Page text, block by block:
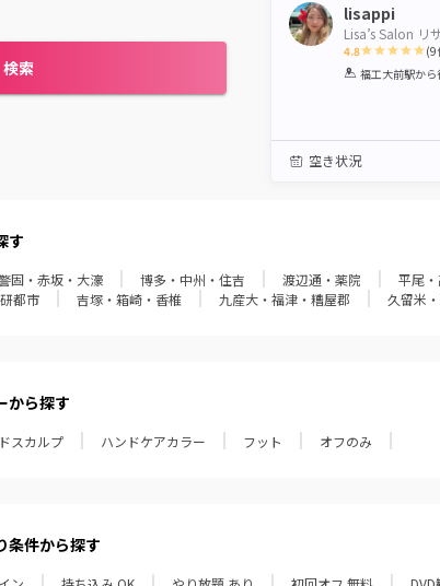
検索
lisappi
Lisa’s Salon リ
4.8
1 2 3 4 5
(9
福工大前駅か
空き状況
す
固・赤坂・大濠 博多・中州・住吉 渡辺通・薬院 平尾
都市
吉塚・箱崎・香椎 九産大・福津・糟屋郡 久留米
から探す
スカルプ ハンドケアカラー フット オフのみ
条件から探す